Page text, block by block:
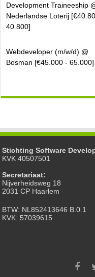
Development Traineeship
Nederlandse Loterij
40.800]
Webdeveloper (m/w/d) @
Bosman [€45.000 - 65.000]
Stichting Software
KVK 40507501
Secretariaat:
Nijverheidsweg 18
2031 CP Haarlem
BTW: NL852413646 B.0.1
KVK: 57039615